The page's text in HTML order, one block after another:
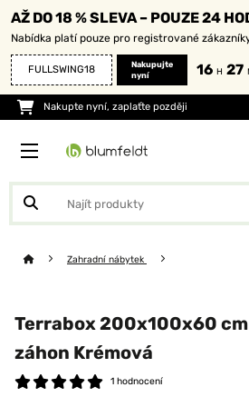
AŽ DO 18 % SLEVA – POUZE 24
Nabídka platí pouze pro registrované
FULLSWING18
Nakupujte
nyní
16 H 27
Nakupte nyní, zaplaťte později
Zahradní nábytek
Terrabox 200x100x60
záhon Krémová
1 hodnocení